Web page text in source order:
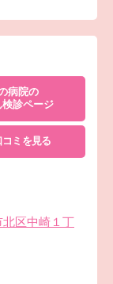
病院の
検診ページ
ミを見る
北区中崎１丁